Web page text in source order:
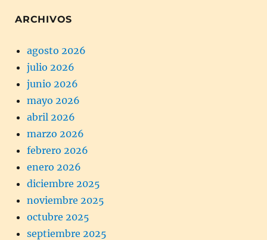
ARCHIVOS
agosto 2026
julio 2026
junio 2026
mayo 2026
abril 2026
marzo 2026
febrero 2026
enero 2026
diciembre 2025
noviembre 2025
octubre 2025
septiembre 2025